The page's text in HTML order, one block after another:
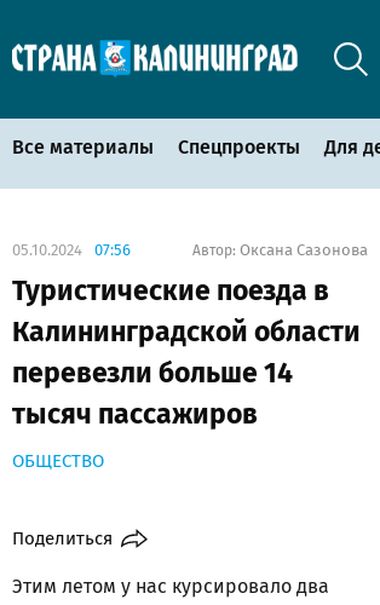
Все материалы Спецпроекты Для
05.10.2024 07:56 Автор: Оксана Сазонова
Туристические поезда в
Калининградской области
перевезли больше 14
тысяч пассажиров
ОБЩЕСТВО
Поделиться
Этим летом у нас курсировало два